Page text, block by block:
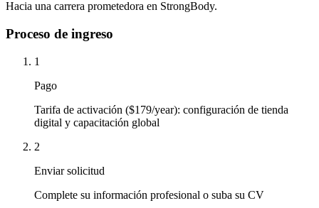
Hacia una carrera prometedora en StrongBody.
Proceso de ingreso
1
Pago
Tarifa de activación ($179/year): configuración de tienda
digital y capacitación global
2
Enviar solicitud
Complete su información profesional o suba su CV